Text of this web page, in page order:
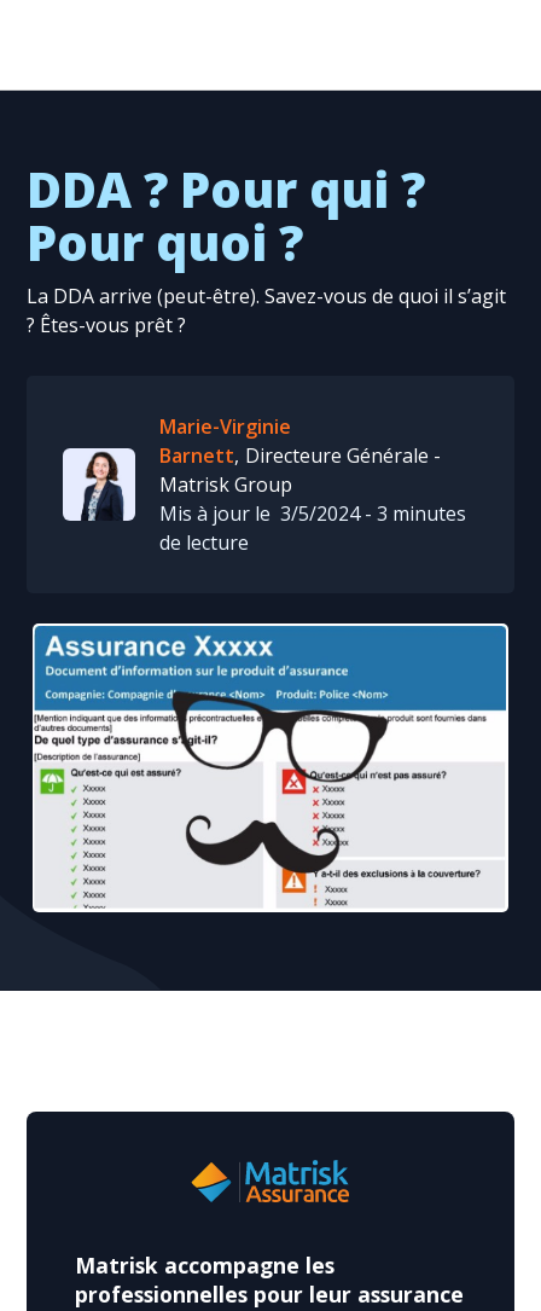
DDA ? Pour qui ?
Pour quoi ?
La DDA arrive (peut-être). Savez-vous de quoi il s’agit
? Êtes-vous prêt ?
Marie-Virginie
Barnett, Directeure Générale -
Matrisk Group
Mis à jour le 3/5/2024 - 3 minutes
de lecture
Matrisk accompagne les
professionnelles pour leur assurance